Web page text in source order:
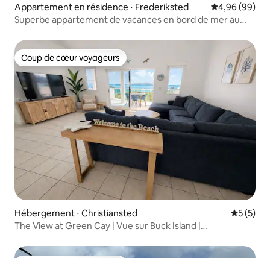
Appartement en résidence ⋅ Frederiksted Évaluation
4,96 (99)
Superbe appartement de vacances en bord de mer au
Coup de cœur voyageurs
Coup de cœur voyageurs
Hébergement ⋅ Christiansted
5 (5)
The View at Green Cay | Vue sur Buck Island |